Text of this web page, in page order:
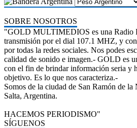
SOBRE NOSOTROS
"GOLD MULTIMEDIOS es una Radio
transmisión por el dial 107.1 MHZ, y
por todas la redes sociales. Nos podes
calidad de sonido e imagen.- GOLD es
con el fin de brindar información seria y
objetivo. Es lo que nos caracteriza.-
Somos de la ciudad de San Ramón de
Salta, Argentina.
HACEMOS PERIODISMO"
SÍGUENOS